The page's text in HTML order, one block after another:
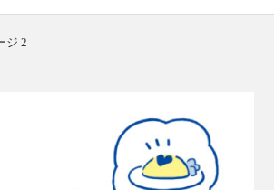
ジ 2